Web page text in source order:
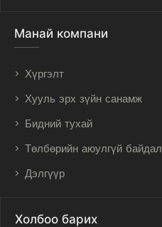
Манай компани
Хүргэлт
Хууль эрх зүйн санамж
Бидний тухай
Төлбөрийн аюулгүй байдал
Дэлгүүр
Холбоо барих